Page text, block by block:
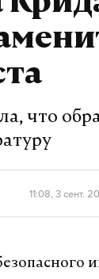
что
11:08, 3 сент.